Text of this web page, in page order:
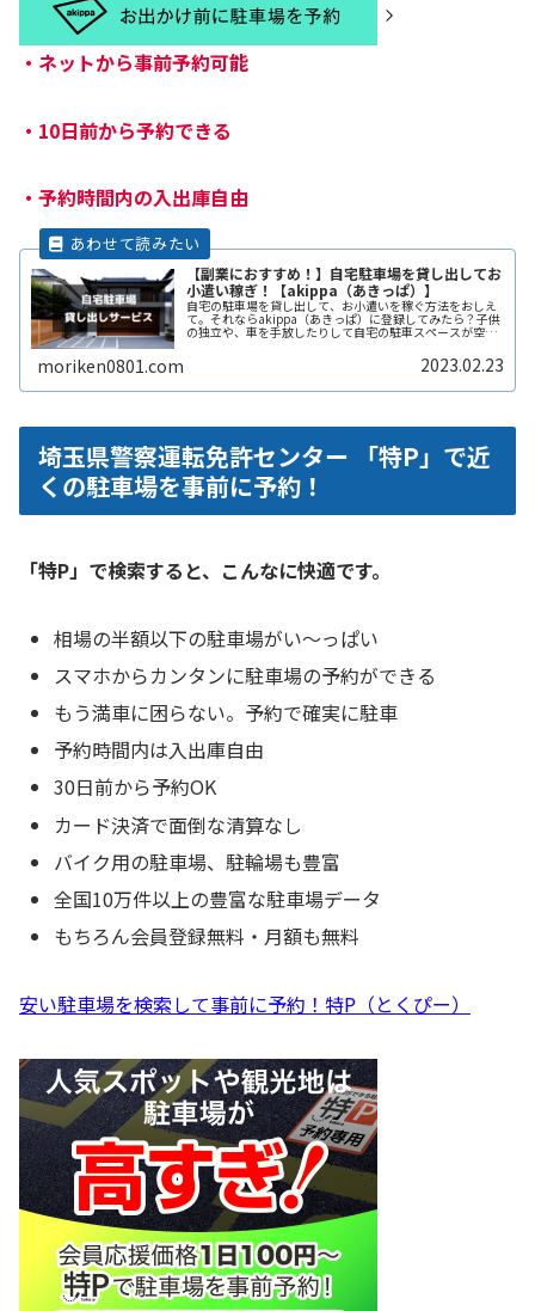
・ ネットから事前予約可能
・ 10日前から予約できる
・ 予約時間内の入出庫自由
【副業におすすめ！】自宅駐車場を貸し出してお
小遣い稼ぎ！【akippa（あきっぱ）】
自宅の駐車場を貸し出して、お小遣いを稼ぐ方法をおしえ
て。それならakippa（あきっぱ）に登録してみたら？子供
の独立や、車を手放したりして自宅の駐車スペースが空い
ている。となりの土地の空きスペースを有効に活用した
moriken0801.com 2023.02.23
埼玉県警察運転免許センター 「特P」で近
くの駐車場を事前に予約！
「特P」で検索すると、こんなに快適です。
相場の半額以下の駐車場がい〜っぱい
スマホからカンタンに駐車場の予約ができる
もう満車に困らない。予約で確実に駐車
予約時間内は入出庫自由
30日前から予約OK
カード決済で面倒な清算なし
バイク用の駐車場、駐輪場も豊富
全国10万件以上の豊富な駐車場データ
もちろん会員登録無料・月額も無料
安い駐車場を検索して事前に予約！特P（とくぴー）